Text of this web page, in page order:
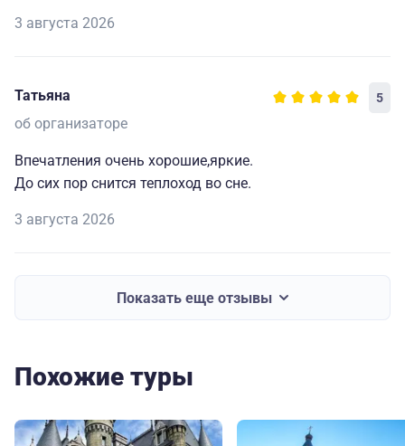
3 августа 2026
Татьяна 5
об организаторе
Впечатления очень хорошие,яркие.
До сих пор снится теплоход во сне.
3 августа 2026
Показать еще отзывы
Похожие туры